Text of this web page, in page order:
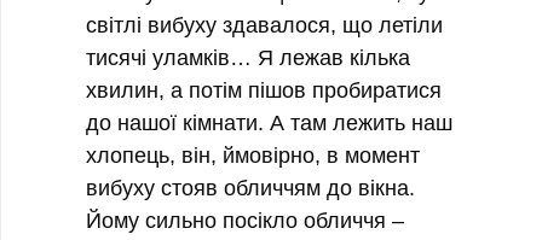
світлі вибуху здавалося, що летіли
тисячі уламків… Я лежав кілька
хвилин, а потім пішов пробиратися
до нашої кімнати. А там лежить наш
хлопець, він, ймовірно, в момент
вибуху стояв обличчям до вікна.
Йому сильно посікло обличчя –